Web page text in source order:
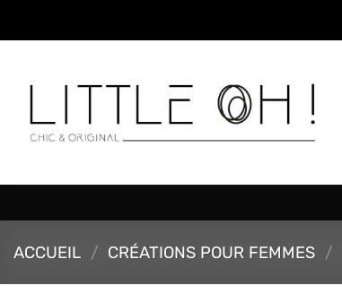
ACCUEIL / CRÉATIONS POUR FEMMES /